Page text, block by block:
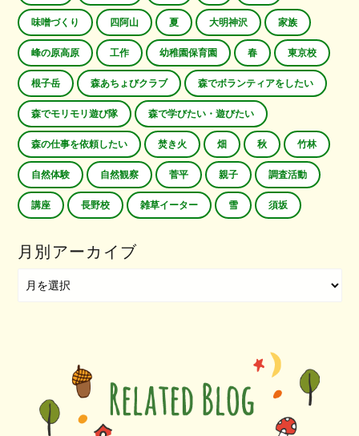
味噌づくり 四阿山 夏 大明神沢 家族
峰の原高原 工作 幼稚園保育園 春 東京校
根子岳 森あちょびクラブ 森でボランティアをしたい
森でモリモリ遊び隊 森で学びたい・遊びたい
森の仕事を依頼したい 焚き火 畑 秋 竹林
自然体験 自然観察 菅平 親子 調査活動
講座 長野校 雑草イーター 雪 須坂
月別アーカイブ